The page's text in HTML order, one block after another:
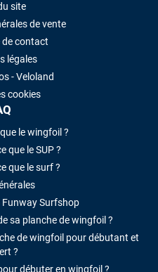
site
de vente
de contact
légales
- Veloland
cookies
le wingfoil ?
que le SUP ?
que le surf ?
Surfshop
sa planche de wingfoil ?
de wingfoil pour débutant et
?
débuter en wingfoil ?